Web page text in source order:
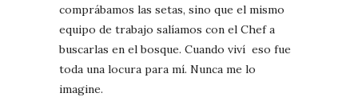
comprábamos las setas, sino que el mismo
equipo de trabajo salíamos con el Chef a
buscarlas en el bosque. Cuando viví eso fue
toda una locura para mí. Nunca me lo
imagine.